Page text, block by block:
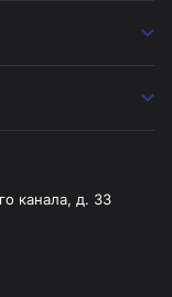
канала, д. 33